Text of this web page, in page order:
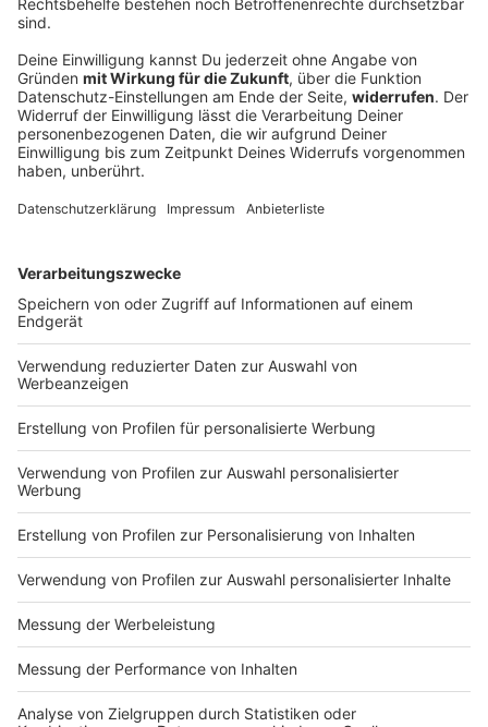
«Brauchen Geduld»
Trotz starker Fan-Unterstützung verpasst 1860
München einen Sieg im ersten Heimspiel. Die Kulisse
beeindruckt. Trainer und Spieler finden mildernde
DEINE GEMERKTEN ARTIKEL
Du hast dir noch keine Artikel gemerkt
Markiere sie hierfür mit einem
Impressum
Nutzungsbedingungen Kontakt
Newsletter